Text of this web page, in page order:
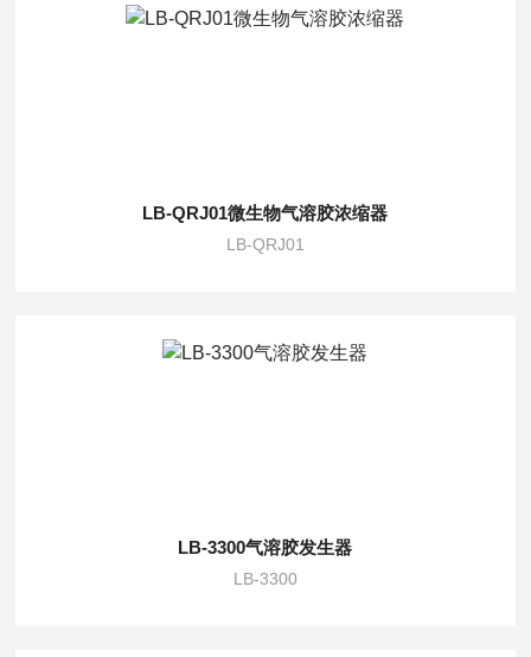
LB-QRJ01微生物气溶胶浓缩器
LB-QRJ01
LB-3300气溶胶发生器
LB-3300